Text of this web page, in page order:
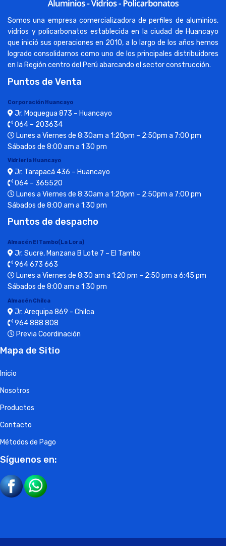
Somos una empresa comercializadora de perfiles de aluminios,
vidrios y policarbonatos establecida en la ciudad de Huancayo
que inició sus operaciones en 2010, a lo largo de los años hemos
logrado consolidarnos como uno de los principales distribuidores
en la Región centro del Perú abarcando el sector construcción.
Puntos de Venta
Corporación Huancayo
Jr. Moquegua 873 – Huancayo
064 – 203634
Lunes a Viernes de 8:30am a 1:20pm – 2:50pm a 7:00 pm
Sábados de 8:00 am a 1:30 pm
Vidrieria Huancayo
Jr. Tarapacá 436 – Huancayo
064 – 365520
Lunes a Viernes de 8:30am a 1:20pm – 2:50pm a 7:00 pm
Sábados de 8:00 am a 1:30 pm
Puntos de despacho
Almacén El Tambo(La Lora)
Jr. Sucre, Manzana B Lote 7 – El Tambo
964 673 663
Lunes a Viernes de 8:30 am a 1:20 pm – 2:50 pm a 6:45 pm
Sábados de 8:00 am a 1:30 pm
Almacén Chilca
Jr. Arequipa 869 - Chilca
964 888 808
Previa Coordinación
Mapa de Sitio
Inicio
Nosotros
Productos
Contacto
Métodos de Pago
Síguenos en: